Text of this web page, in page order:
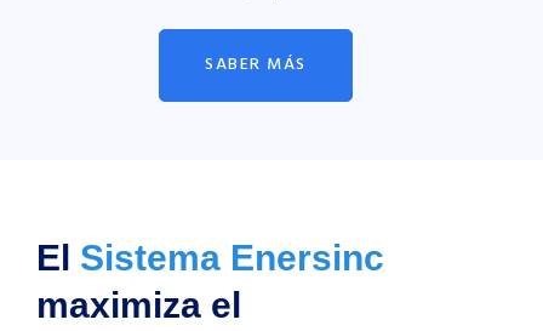
SABER MÁS
El Sistema Enersinc
maximiza el